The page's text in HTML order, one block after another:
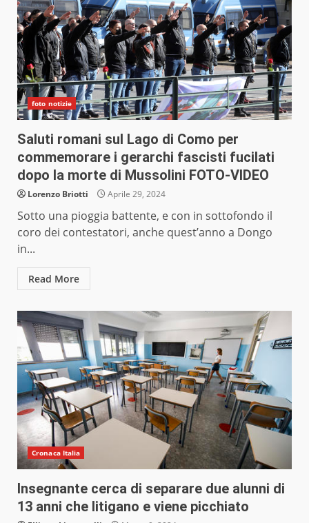
foto notizie
Saluti romani sul Lago di Como per
commemorare i gerarchi fascisti fucilati
dopo la morte di Mussolini FOTO-VIDEO
Lorenzo Briotti Aprile 29, 2024
Sotto una pioggia battente, e con in sottofondo il
coro dei contestatori, anche quest’anno a Dongo
in...
Read More
Cronaca Italia
Insegnante cerca di separare due alunni di
13 anni che litigano e viene picchiato